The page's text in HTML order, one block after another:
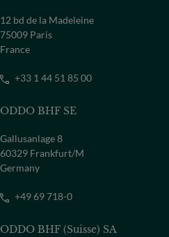
12 bd de la Madeleine
75009 Paris
France
+33 1 44 51 85 00
ODDO BHF SE
Gallusanlage 8
60329 Frankfurt/M
Germany
+49 69 718-0
ODDO BHF (Suisse) SA